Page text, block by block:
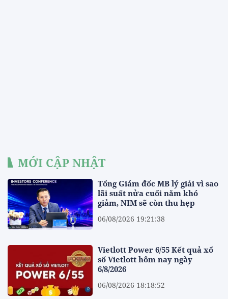
MỚI CẬP NHẬT
Tổng Giám đốc MB lý giải vì sao
lãi suất nửa cuối năm khó
giảm, NIM sẽ còn thu hẹp
06/08/2026 19:21:38
Vietlott Power 6/55 Kết quả xổ
số Vietlott hôm nay ngày
6/8/2026
06/08/2026 18:18:52